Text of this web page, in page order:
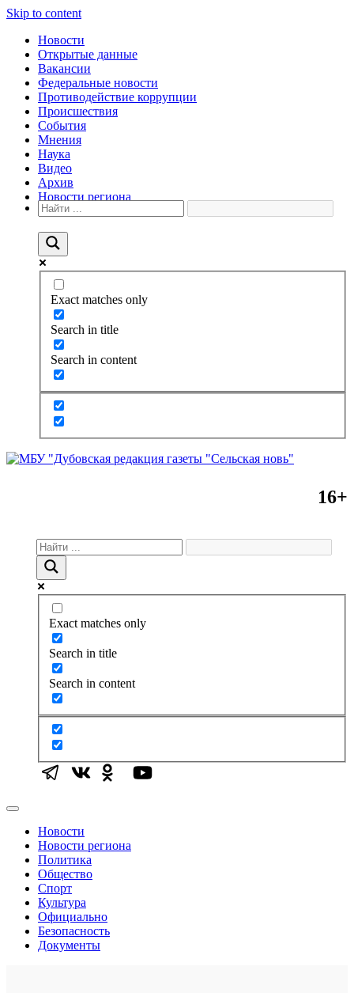
Skip to content
Новости
Открытые данные
Вакансии
Федеральные новости
Противодействие коррупции
Происшествия
События
Мнения
Наука
Видео
Архив
Новости региона
Exact matches only
Search in title
Search in content
16+
Exact matches only
Search in title
Search in content
Новости
Новости региона
Политика
Общество
Спорт
Культура
Официально
Безопасность
Документы